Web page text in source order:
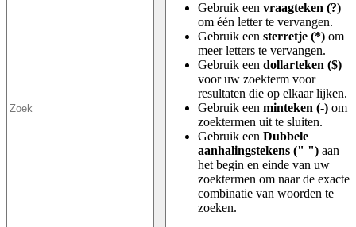
Gebruik een vraagteken (?)
om één letter te vervangen.
Gebruik een sterretje (*) om
meer letters te vervangen.
Gebruik een dollarteken ($)
voor uw zoekterm voor
resultaten die op elkaar lijken.
Gebruik een minteken (-) om
zoektermen uit te sluiten.
Gebruik een Dubbele
aanhalingstekens (" ") aan
het begin en einde van uw
zoektermen om naar de exacte
combinatie van woorden te
zoeken.